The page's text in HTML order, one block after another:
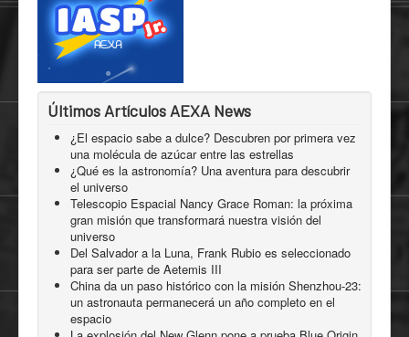
Últimos Artículos AEXA News
¿El espacio sabe a dulce? Descubren por primera vez
una molécula de azúcar entre las estrellas
¿Qué es la astronomía? Una aventura para descubrir
el universo
Telescopio Espacial Nancy Grace Roman: la próxima
gran misión que transformará nuestra visión del
universo
Del Salvador a la Luna, Frank Rubio es seleccionado
para ser parte de Aetemis III
China da un paso histórico con la misión Shenzhou-23:
un astronauta permanecerá un año completo en el
espacio